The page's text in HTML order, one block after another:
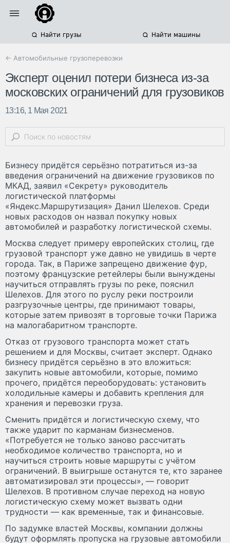
Найти грузы Найти машины
← Автомобильные грузоперевозки
Эксперт оценил потери бизнеса из-за
московских ограничений для грузовиков
13:16, 1 Мая 2021
Бизнесу придётся серьёзно потратиться из-за
введения ограничений на движение грузовиков по
МКАД, заявил «Секрету» руководитель
логистической платформы
«Яндекс.Маршрутизация» Данил Шелехов. Среди
новых расходов он назвал покупку новых
автомобилей и разработку логистической схемы.
Москва следует примеру европейских столиц, где
грузовой транспорт уже давно не увидишь в черте
города. Так, в Париже запрещено движение фур,
поэтому французские ретейлеры были вынуждены
научиться отправлять грузы по реке, пояснил
Шелехов. Для этого по руслу реки построили
разгрузочные центры, где принимают товары,
которые затем привозят в торговые точки Парижа
на малогабаритном транспорте.
Отказ от грузового транспорта может стать
решением и для Москвы, считает эксперт. Однако
бизнесу придётся серьёзно в это вложиться:
закупить новые автомобили, которые, помимо
прочего, придётся переоборудовать: установить
холодильные камеры и добавить крепления для
хранения и перевозки груза.
Сменить придётся и логистическую схему, что
также ударит по карманам бизнесменов.
«Потребуется не только заново рассчитать
необходимое количество транспорта, но и
научиться строить новые маршруты с учётом
ограничений. В выигрыше останутся те, кто заранее
автоматизировал эти процессы», — говорит
Шелехов. В противном случае переход на новую
логистическую схему может вызвать одни
трудности — как временные, так и финансовые.
По задумке властей Москвы, компании должны
будут оформлять пропуска на грузовые автомобили